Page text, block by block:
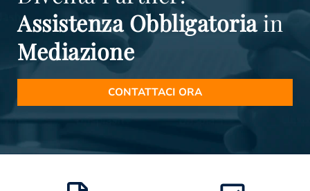
Assistenza Obbligatoriain
Mediazione
CONTATTACI ORA